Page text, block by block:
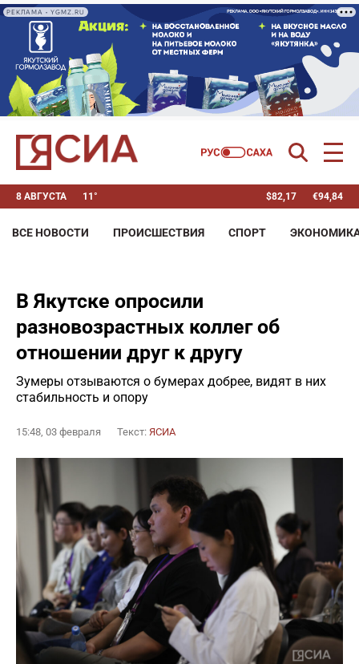
РЕКЛАМА • YGMZ.RU
8 АВГУСТА 11° $82,17 €94,84
ВСЕ НОВОСТИ ПРОИСШЕСТВИЯ СПОРТ
В Якутске опросили
разновозрастных коллег об
отношении друг к другу
Зумеры отзываются о бумерах добрее, видят в них
стабильность и опору
15:48, 03 февраля Текст: ЯСИА